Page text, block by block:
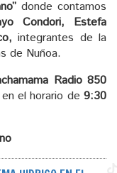
donde contamos
Condori, Estefa
integrantes de la
de Nuñoa.
Radio 850
el horario de9:30